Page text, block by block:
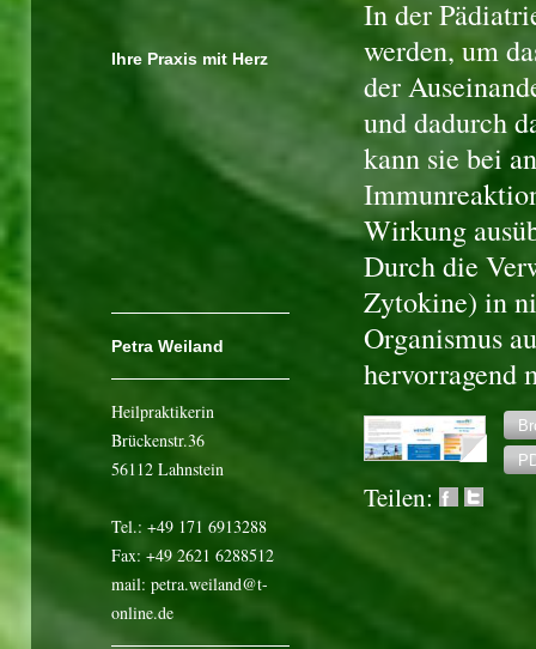
In der
werden, um
der
und dadurch
kann sie bei
Wirkung
Durch die
Zytokine) in
Organismus
hervorragend
Teilen:
Ihre Praxis mit Herz
Petra Weiland
Heilpraktikerin
Brückenstr.36
56112 Lahnstein
Tel.: +49 171 6913288
Fax: +49 2621 6288512
mail: petra.weiland@t-
online.de